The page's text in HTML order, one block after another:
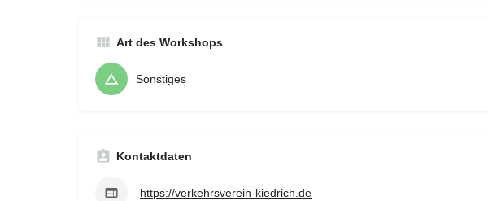
Art des Workshops
Sonstiges
Kontaktdaten
https://verkehrsverein-kiedrich.de